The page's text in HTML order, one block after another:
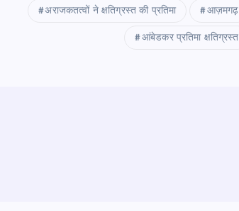
अराजकतत्वों ने क्षतिग्रस्त की प्रतिमा आज़मगढ़
आंबेडकर प्रतिमा क्षतिग्रस्त